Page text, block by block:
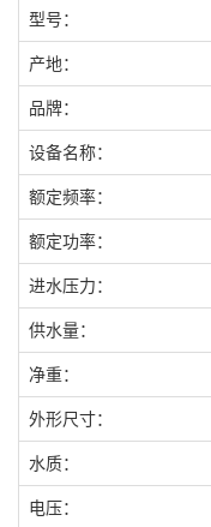
型号：
产地：
品牌：
设备名称：
额定频率：
额定功率：
进水压力：
供水量：
净重：
外形尺寸：
水质：
电压：